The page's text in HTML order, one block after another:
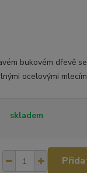
bukovém dřevě
ocelovými
skladem